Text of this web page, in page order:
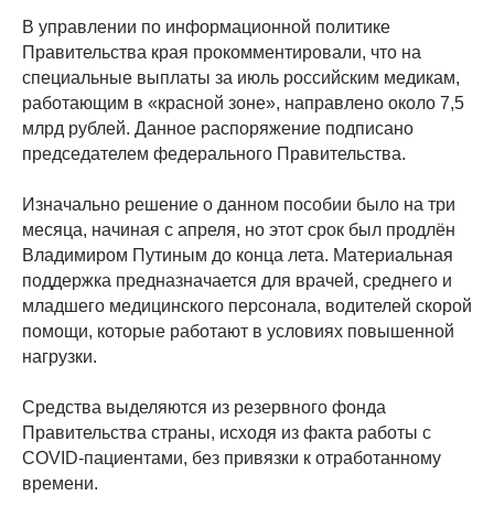
В управлении по информационной политике
Правительства края прокомментировали, что на
специальные выплаты за июль российским медикам,
работающим в «красной зоне», направлено около 7,5
млрд рублей. Данное распоряжение подписано
председателем федерального Правительства.
Изначально решение о данном пособии было на три
месяца, начиная с апреля, но этот срок был продлён
Владимиром Путиным до конца лета. Материальная
поддержка предназначается для врачей, среднего и
младшего медицинского персонала, водителей скорой
помощи, которые работают в условиях повышенной
нагрузки.
Средства выделяются из резервного фонда
Правительства страны, исходя из факта работы с
COVID-пациентами, без привязки к отработанному
времени.